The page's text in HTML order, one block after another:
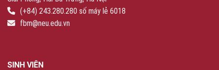
(+84) 243.280.280 số máy lẻ 6018
fbm@neu.edu.vn
SINH VIÊN